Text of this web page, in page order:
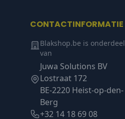
CONTACTINFORMATIE
Blakshop.be is onderdeel
van
Juwa Solutions BV
Lostraat 172
BE-2220 Heist-op-den-
Berg
+32 14 18 69 08